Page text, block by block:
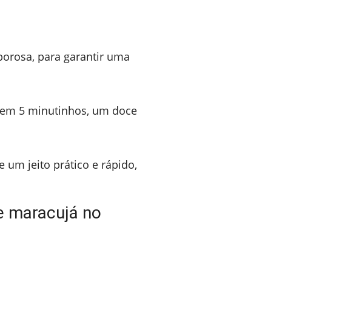
para garantir uma
5 minutinhos, um doce
um jeito prático e rápido,
maracujá no